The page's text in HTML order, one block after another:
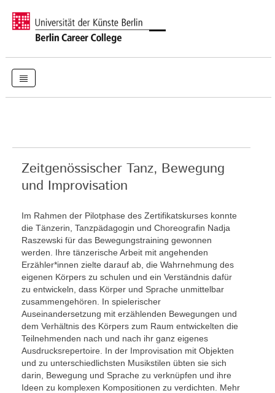
Zeitgenössischer Tanz, Bewegung
und Improvisation
Im Rahmen der Pilotphase des Zertifikatskurses konnte
die Tänzerin, Tanzpädagogin und Choreografin Nadja
Raszewski für das Bewegungstraining gewonnen
werden. Ihre tänzerische Arbeit mit angehenden
Erzähler*innen zielte darauf ab, die Wahrnehmung des
eigenen Körpers zu schulen und ein Verständnis dafür
zu entwickeln, dass Körper und Sprache unmittelbar
zusammengehören. In spielerischer
Auseinandersetzung mit erzählenden Bewegungen und
dem Verhältnis des Körpers zum Raum entwickelten die
Teilnehmenden nach und nach ihr ganz eigenes
Ausdrucksrepertoire. In der Improvisation mit Objekten
und zu unterschiedlichsten Musikstilen übten sie sich
darin, Bewegung und Sprache zu verknüpfen und ihre
Ideen zu komplexen Kompositionen zu verdichten. Mehr